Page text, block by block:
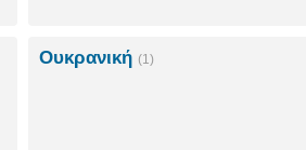
Ουκρανική (1)